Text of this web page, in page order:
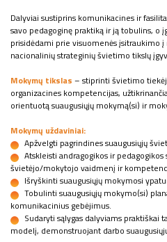
Dalyviai sustiprins komunikacines ir
savo pedagoginę praktiką ir ją tobulins, o
prisidėdami prie visuomenės įsitraukimo
nacionalinių strateginių švietimo tikslų
Mokymų tikslas – stiprinti švietimo
organizacines kompetencijas,
orientuotą suaugusiųjų mokymą(si) ir
Mokymų uždaviniai:
Apžvelgti pagrindines suaugusiųjų
Atskleisti andragogikos ir
švietėjo/mokytojo vaidmenį ir
Išryškinti suaugusiųjų mokymosi
Tobulinti suaugusiųjų mokymo(si)
komunikacinius gebėjimus.
Sudaryti sąlygas dalyviams praktiškai
modelį, demonstruojant darbo